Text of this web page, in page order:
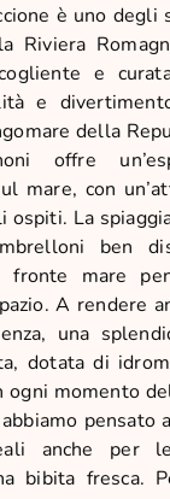
è uno degli
Riviera
e
e
della
offre
mare, con
ospiti. La
ben
fronte mare
A rendere
una
dotata di
ogni momento
pensato
anche per
bibita fresca.